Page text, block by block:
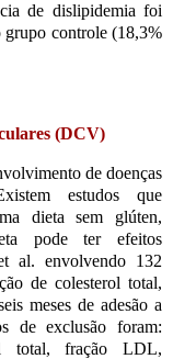
de dislipidemia foi
grupo controle (18,3%
(DCV)
de doenças
estudos que
dieta sem glúten,
pode ter efeitos
al. envolvendo 132
de colesterol total,
meses de adesão a
de exclusão foram:
total, fração LDL,